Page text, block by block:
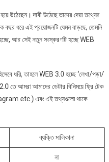
উঠেছেন। দাবী উঠেছে তাদের দেয়া তথ্যের
বছর ধরে এই প্রয়োজনটি যেমন বাড়ছে, তেমনি
আর সেই নতুন সংস্করণটি হচ্ছে WEB
ধরি, তাহলে WEB 3.0 হচ্ছে ‘লেখা/পড়া/
তে আমরা আমাদের ডেটার বিনিময়ে ফ্রি টেক
etc.) এবং এই তথ্যগুলো থাকে
ব্যক্তি মালিকানা
না